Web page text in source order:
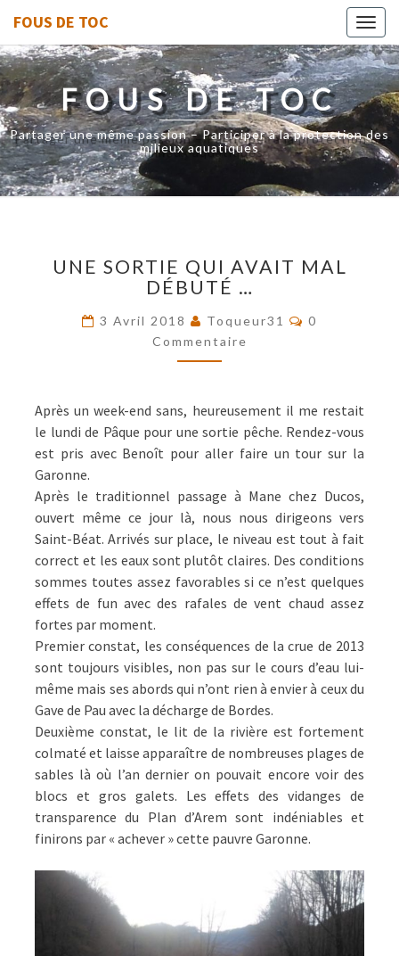
FOUS DE TOC
FOUS DE TOC
Partager une même passion – Participer à la protection des
milieux aquatiques
SORTIE
QUI
MAL
DÉBUTÉ
…
UNE SORTIE QUI AVAIT MAL
DÉBUTÉ …
3 Avril 2018 Toqueur31
0
Commentaire
Après un week-end sans, heureusement il me restait
le lundi de Pâque pour une sortie pêche. Rendez-vous
est pris avec Benoît pour aller faire un tour sur la
Garonne.
Après le traditionnel passage à Mane chez Ducos,
ouvert même ce jour là, nous nous dirigeons vers
Saint-Béat. Arrivés sur place, le niveau est tout à fait
correct et les eaux sont plutôt claires. Des conditions
sommes toutes assez favorables si ce n’est quelques
effets de fun avec des rafales de vent chaud assez
fortes par moment.
Premier constat, les conséquences de la crue de 2013
sont toujours visibles, non pas sur le cours d’eau lui-
même mais ses abords qui n’ont rien à envier à ceux du
Gave de Pau avec la décharge de Bordes.
Deuxième constat, le lit de la rivière est fortement
colmaté et laisse apparaître de nombreuses plages de
sables là où l’an dernier on pouvait encore voir des
blocs et gros galets. Les effets des vidanges de
transparence du Plan d’Arem sont indéniables et
finirons par « achever » cette pauvre Garonne.